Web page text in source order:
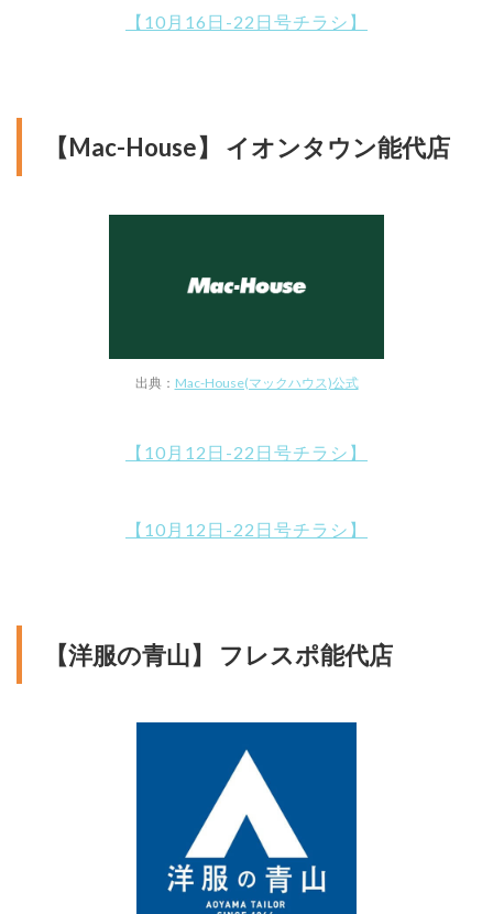
【10月16日-22日号チラシ】
【Mac-House】 イオンタウン能代店
出典： Mac-House(マックハウス)公式
【10月12日-22日号チラシ】
【10月12日-22日号チラシ】
【洋服の青山】 フレスポ能代店